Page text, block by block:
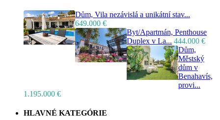
Dům, Vila nezávislá a unikátní stav...
649.000 €
Byt/Apartmán, Penthouse
Duplex v La... 444.000 €
Dům,
Městský
dům v
Benahavís,
provi...
1.195.000 €
HLAVNÉ KATEGÓRIE